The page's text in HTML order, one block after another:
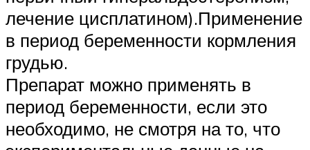
лечение цисплатином).Применение
в период беременности кормления
грудью.
Препарат можно применять в
период беременности, если это
необходимо, не смотря на то, что